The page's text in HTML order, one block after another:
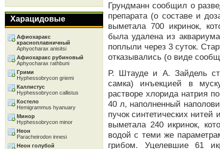
Грундманн сообщил о
препарата (о составе и
выметала 700 икринок,
была удалена из
поплыли через 3 суток.
отказывались (о виде
Р. Штауде и А. Зайдель
самка) инъекцией в
растворе хлорида натрия
40 л, наполненный
пучок синтетических нитей
выметала 240 икринок,
водой с теми же
грибом. Уцелевшие 61
Харацидовые
Афиохаракс
красноплавничный
Aphyocharax anisitsi
Афиохаракс рубиновый
Aphyocharax rathbuni
Грими
Hyphessobrycon griemi
Каллистус
Hyphessobrycon callistus
Костело
Hemigrammus hyanuary
Минор
Hyphessobrycon minor
Неон
Paracheirodon innesi
Неон голубой